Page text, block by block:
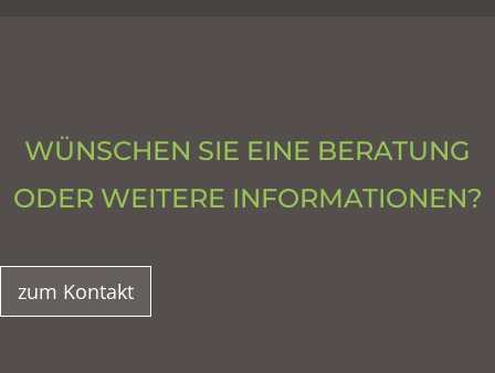
WÜNSCHEN SIE EINE BERATUNG
ODER WEITERE INFORMATIONEN?
zum Kontakt